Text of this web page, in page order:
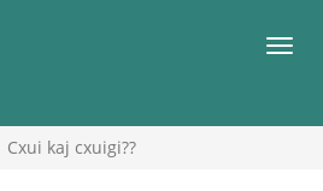
Cxui kaj cxuigi??